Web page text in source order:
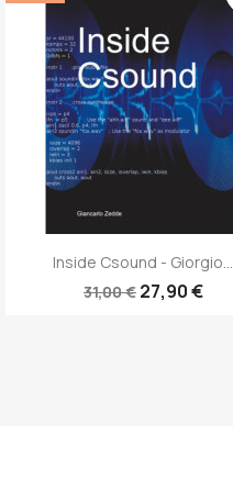
Anteprima
Inside Csound - Giorgio...
31,00 € 27,90 €